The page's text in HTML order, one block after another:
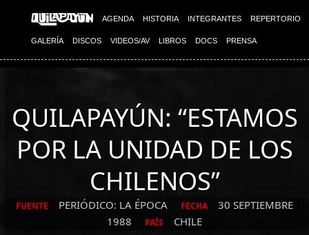
AGENDA HISTORIA INTEGRANTES REPERTORIO
GALERÍA DISCOS VIDEOS/AV LIBROS DOCS PRENSA
QUILAPAYÚN: “ESTAMOS
POR LA UNIDAD DE LOS
CHILENOS”
FUENTE PERIÓDICO: LA ÉPOCA FECHA
30 SEPTIEMBRE
1988
PAÍS CHILE